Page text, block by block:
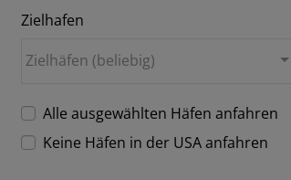
Zielhafen
Zielhäfen (beliebig)
Alle ausgewählten Häfen anfahren
Keine Häfen in der USA anfahren